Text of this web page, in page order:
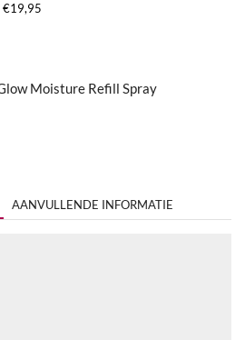
€19,95
Moisture Refill Spray
AANVULLENDE INFORMATIE